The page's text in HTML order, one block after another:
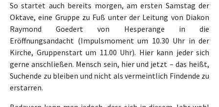
So startet auch bereits morgen, am ersten Samstag der
Oktave, eine Gruppe zu Fuß unter der Leitung von Diakon
Raymond Goedert von Hesperange in die
Eröffnungsandacht (Impulsmoment um 10.30 Uhr in der
Kirche, Gruppenstart um 11.00 Uhr). Hier kann jeder sich
gerne anschließen. Mensch sein, hier und jetzt – das heißt,
Suchende zu bleiben und nicht als vermeintlich Findende zu
erstarren.